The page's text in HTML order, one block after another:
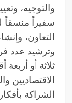
والتوجيه،
سفيراً منسقاً
التعاون،
ثلاثة أو
الاقتصاديين
الشراكة